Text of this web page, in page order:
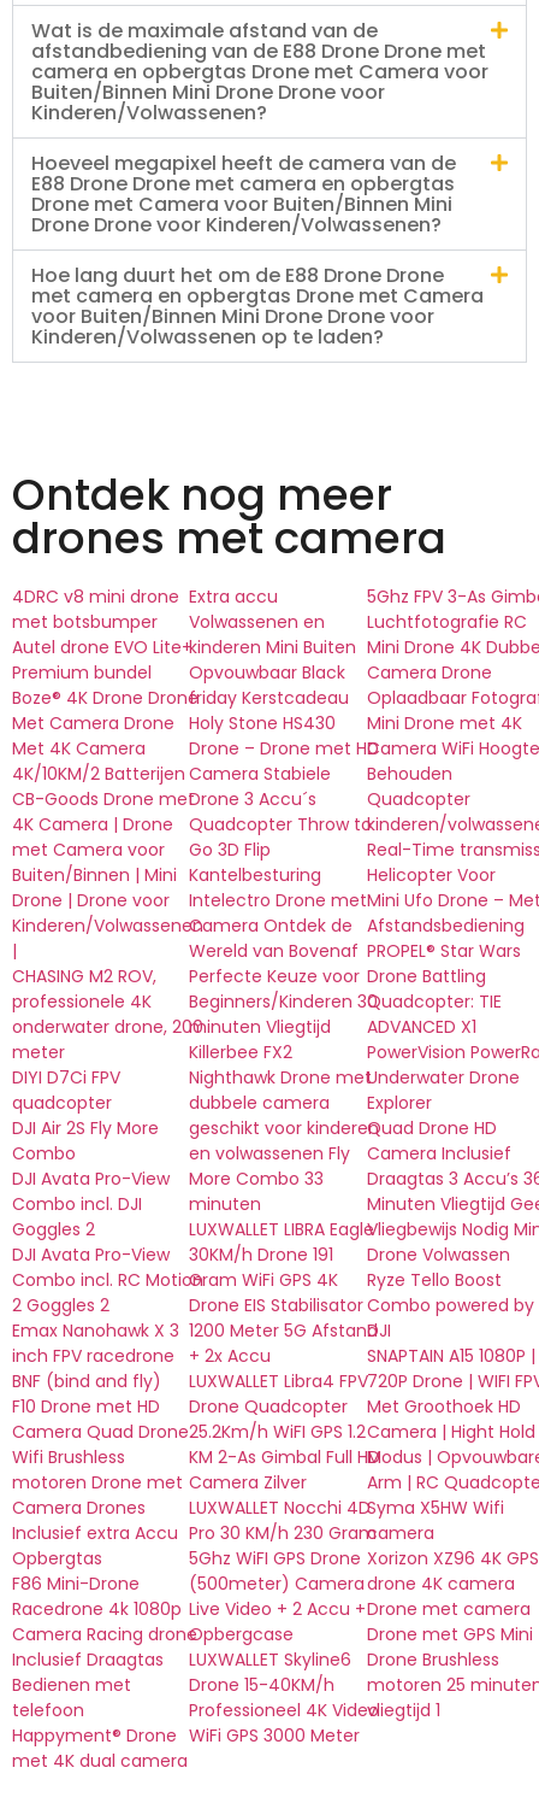
Wat is de maximale afstand van de
afstandbediening van de E88 Drone Drone met
camera en opbergtas Drone met Camera voor
Buiten/Binnen Mini Drone Drone voor
Kinderen/Volwassenen?
Hoeveel megapixel heeft de camera van de
E88 Drone Drone met camera en opbergtas
Drone met Camera voor Buiten/Binnen Mini
Drone Drone voor Kinderen/Volwassenen?
Hoe lang duurt het om de E88 Drone Drone
met camera en opbergtas Drone met Camera
voor Buiten/Binnen Mini Drone Drone voor
Kinderen/Volwassenen op te laden?
Ontdek nog meer
drones met camera
4DRC v8 mini drone
met botsbumper
Autel drone EVO Lite+
Premium bundel
Boze® 4K Drone Drone
Met Camera Drone
Met 4K Camera
4K/10KM/2 Batterijen
CB-Goods Drone met
4K Camera | Drone
met Camera voor
Buiten/Binnen | Mini
Drone | Drone voor
Kinderen/Volwassenen
|
CHASING M2 ROV,
professionele 4K
onderwater drone, 200
meter
DIYI D7Ci FPV
quadcopter
DJI Air 2S Fly More
Combo
DJI Avata Pro-View
Combo incl. DJI
Goggles 2
DJI Avata Pro-View
Combo incl. RC Motion
2 Goggles 2
Emax Nanohawk X 3
inch FPV racedrone
BNF (bind and fly)
F10 Drone met HD
Camera Quad Drone
Wifi Brushless
motoren Drone met
Camera Drones
Inclusief extra Accu
Opbergtas
F86 Mini-Drone
Racedrone 4k 1080p
Camera Racing drone
Inclusief Draagtas
Bedienen met
telefoon
Happyment® Drone
met 4K dual camera
Extra accu
Volwassenen en
kinderen Mini Buiten
Opvouwbaar Black
friday Kerstcadeau
Holy Stone HS430
Drone – Drone met HD
Camera Stabiele
Drone 3 Accu´s
Quadcopter Throw to
Go 3D Flip
Kantelbesturing
Intelectro Drone met
Camera Ontdek de
Wereld van Bovenaf
Perfecte Keuze voor
Beginners/Kinderen 30
minuten Vliegtijd
Killerbee FX2
Nighthawk Drone met
dubbele camera
geschikt voor kinderen
en volwassenen Fly
More Combo 33
minuten
LUXWALLET LIBRA Eagle
30KM/h Drone 191
Gram WiFi GPS 4K
Drone EIS Stabilisator
1200 Meter 5G Afstand
+ 2x Accu
LUXWALLET Libra4 FPV
Drone Quadcopter
25.2Km/h WiFI GPS 1.2
KM 2-As Gimbal Full HD
Camera Zilver
LUXWALLET Nocchi 4D
Pro 30 KM/h 230 Gram
5Ghz WiFI GPS Drone
(500meter) Camera
Live Video + 2 Accu +
Opbergcase
LUXWALLET Skyline6
Drone 15-40KM/h
Professioneel 4K Video
WiFi GPS 3000 Meter
5Ghz FPV 3-As
Luchtfotografie RC
Mini Drone 4K
Camera Drone
Oplaadbaar
Mini Drone met 4K
Camera WiFi Hoogte
Behouden
Quadcopter
kinderen/
Real-Time
Helicopter Voor
Mini Ufo Drone –
Afstandsbediening
PROPEL® Star Wars
Drone Battling
Quadcopter: TIE
ADVANCED X1
PowerVision
Underwater Drone
Explorer
Quad Drone HD
Camera Inclusief
Draagtas 3 Accu’s
Minuten Vliegtijd
Vliegbewijs Nodig
Drone Volwassen
Ryze Tello Boost
Combo powered by
DJI
SNAPTAIN A15 1080P |
720P Drone | WIFI
Met Groothoek HD
Camera | Hight Hold
Modus |
Arm | RC
Syma X5HW Wifi
camera
Xorizon XZ96 4K GPS
drone 4K camera
Drone met camera
Drone met GPS Mini
Drone Brushless
motoren 25
vliegtijd 1